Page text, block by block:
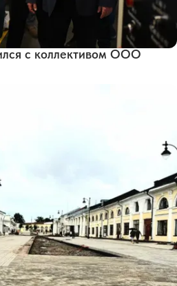
с коллективом ООО